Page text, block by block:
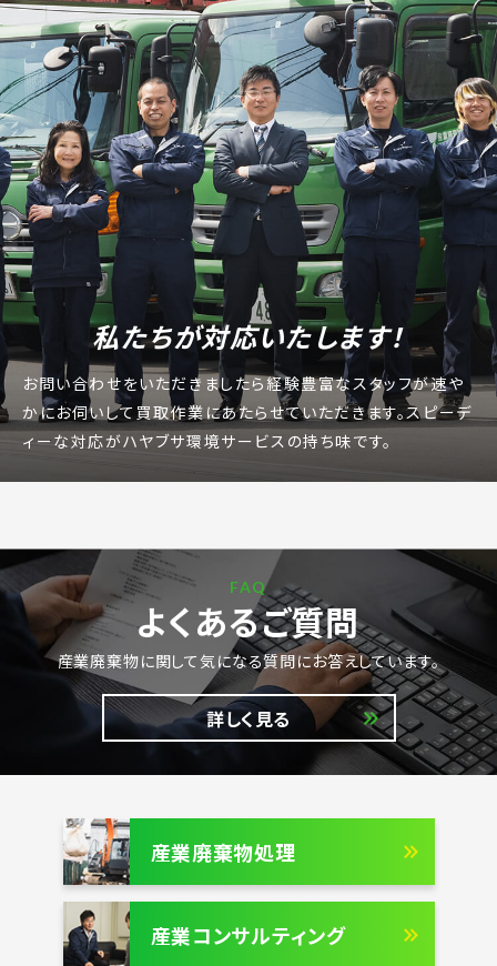
私たちが対応いたします！
お問い合わせをいただきましたら経験豊富なスタッフが速や
かにお伺いして買取作業にあたらせていただきます。スピーデ
ィーな対応がハヤブサ環境サービスの持ち味です。
FAQ
よくあるご質問
産業廃棄物に関して気になる質問にお答えしています。
詳しく見る
産業廃棄物処理
産業コンサルティング